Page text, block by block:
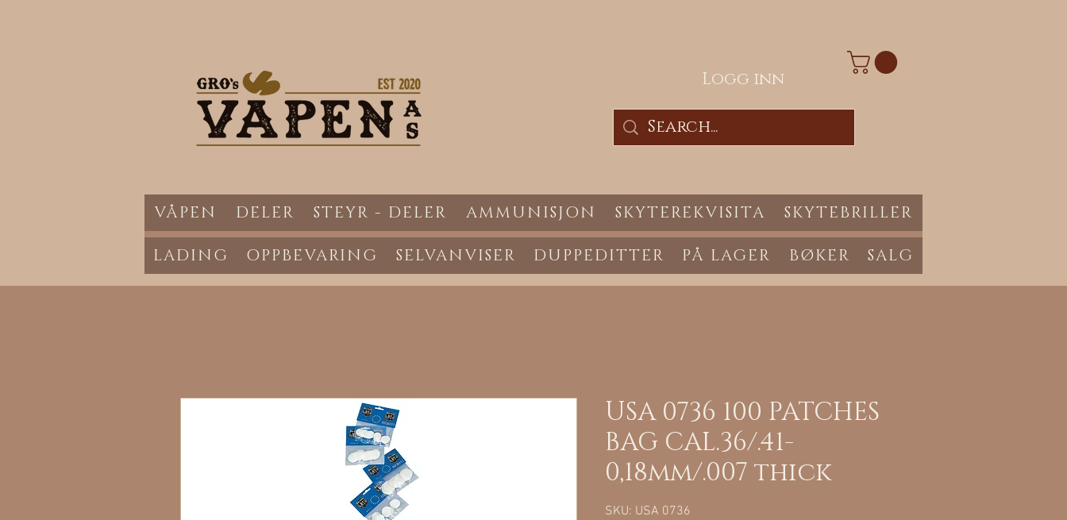
Logg inn
VÅPEN DELER STEYR - DELER AMMUNISJON SKYTEREKVISITA SKYTEBRILLER
LADING OPPBEVARING SELVANVISER DUPPEDITTER PÅ LAGER BØKER SALG
USA 0736 100 PATCHES
BAG CAL.36/.41-
0,18mm/.007 thick
SKU: USA 0736